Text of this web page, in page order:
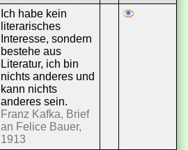
Ich habe kein
literarisches
Interesse, sondern
bestehe aus
Literatur, ich bin
nichts anderes und
kann nichts
anderes sein.
Franz Kafka, Brief
an Felice Bauer,
1913